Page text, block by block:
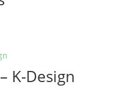
K-Design